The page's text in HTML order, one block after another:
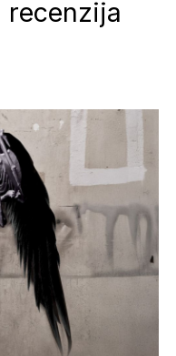
recenzija